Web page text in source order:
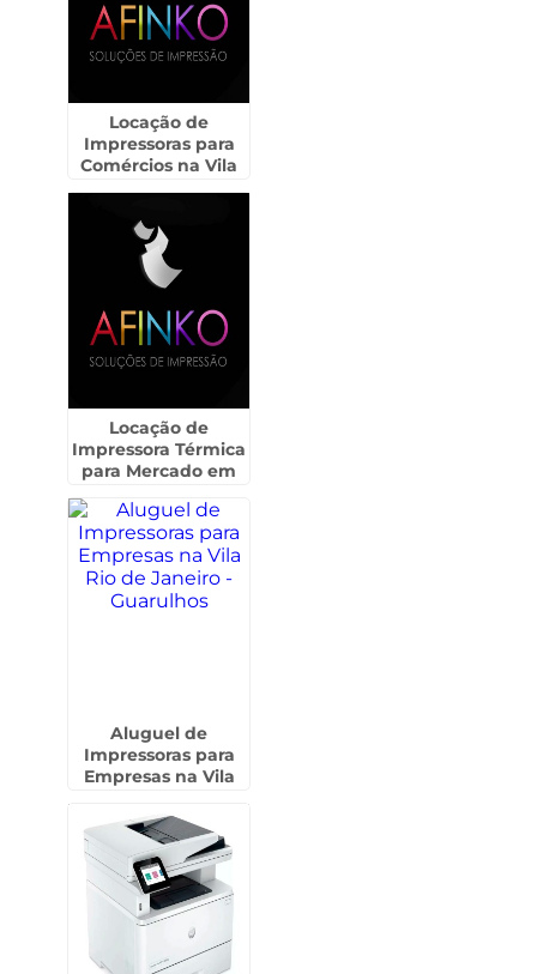
Locação de
Impressoras para
Comércios na Vila
Locação de
Impressora Térmica
para Mercado em
Guarulhos
Aluguel de
Impressoras para
Empresas na Vila
Guarulhos